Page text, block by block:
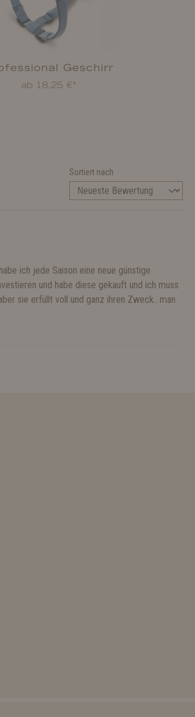
Geschirr
ab 18,25 €*
Sortiert nach
ich jede Saison eine neue günstige
und habe diese gekauft und ich muss
sie erfüllt voll und ganz ihren Zweck.. man